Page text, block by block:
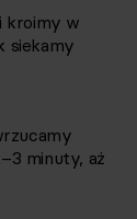
kroimy w
siekamy
minuty, aż